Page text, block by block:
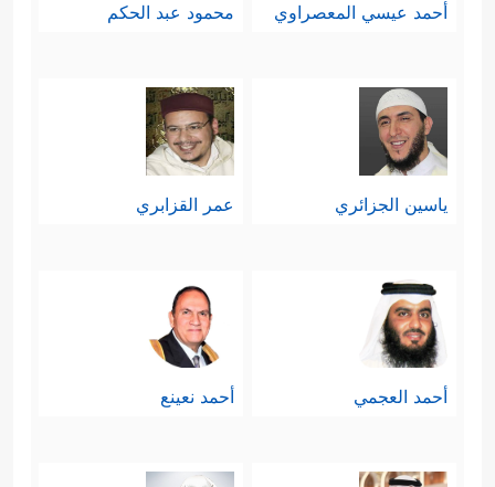
أحمد عيسي المعصراوي محمود عبد الحكم
ياسين الجزائري عمر القزابري
أحمد العجمي أحمد نعينع